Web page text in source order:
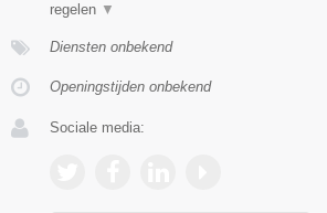
regelen ▼
Diensten onbekend
Openingstijden onbekend
Sociale media: